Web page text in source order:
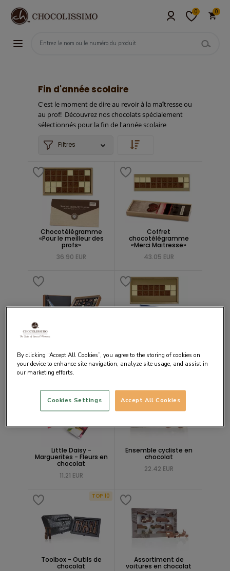
0 0
Fin d'année scolaire
C'est le moment de dire au revoir à la maîtresse ou
au prof! Découvrez nos chocolats spécialement
sélectionnés pour la fin de l'année scolaire
Filtres
Chocotélégramme
«Pour le meilleur des
profs»
36.90 EUR
Coffret
chocotélégramme
«Merci Maitresse»
43.05 EUR
tableau
61.67 EUR
21.53 EUR
Little Daisy -
Marguerites - Fleurs en
chocolat
11.21 EUR
Ensemble cycliste en
chocolat
22.42 EUR
TOP 10
Toolbox - Outils de
chocolat
Assortiment de
voitures en chocolat
By clicking “Accept All Cookies”, you agree to the storing of cookies on
your device to enhance site navigation, analyze site usage, and assist in
our marketing efforts.
Accept All Cookies
Cookies Settings